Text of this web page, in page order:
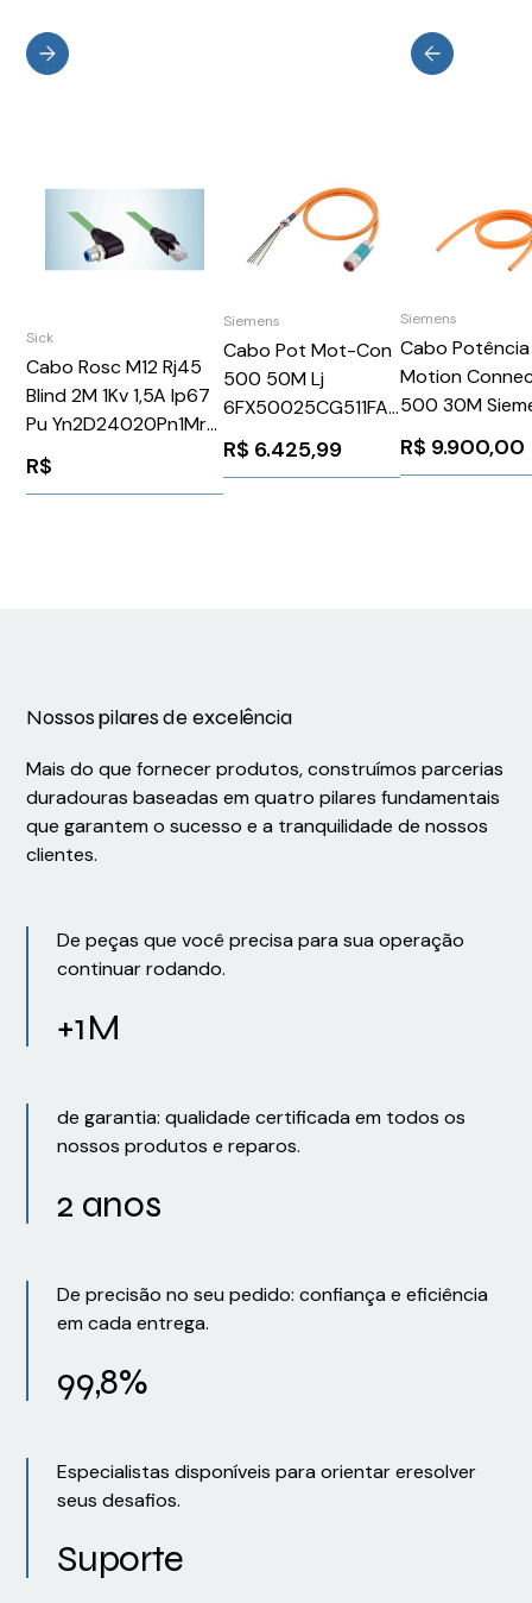
Sick
Cabo Rosc M12 Rj45
Blind 2M 1Kv 1,5A Ip67
Pu Yn2D24020Pn1Mr*
YN2D24020PN1MRJA4
- Sick 2106162
R$
Siemens
Cabo Pot Mot-Con
500 50M Lj
6FX50025CG511FA0
Siemens 1049297
R$ 6.425,99
Siemens
Cabo Potência
Motion
500 30M
R$ 9.900,00
Nossos pilares de excelência
Mais do que fornecer produtos, construímos parcerias
duradouras baseadas em quatro pilares fundamentais
que garantem o sucesso e a tranquilidade de nossos
clientes.
De peças que você precisa para sua operação
continuar rodando.
+1M
de garantia: qualidade certificada em todos os
nossos produtos e reparos.
2 anos
De precisão no seu pedido: confiança e eficiência
em cada entrega.
99,8%
Especialistas disponíveis para orientar eresolver
seus desafios.
Suporte